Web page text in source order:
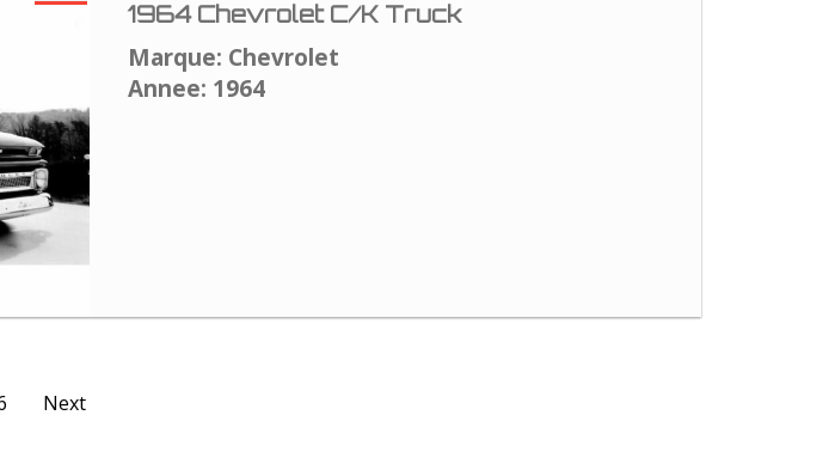
1964 Chevrolet C/K Truck
Marque: Chevrolet
Annee: 1964
Next